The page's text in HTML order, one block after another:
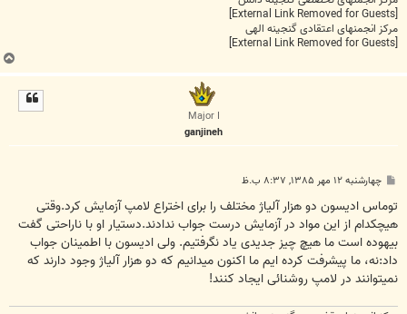
مرکز انجمنهای اعتقادی گنجینه الهی
ب
ا
Major I
ganjineh
پ
ت
چهارشنبه ۱۲ مهر ۱۳۸۵, ۸:۳۷ ب.ظ
توماس اديسون دو هزار آلياژ مختلف را برای اختراع لامپ آزمايش کرد.وقتی
هيچکدام از اين مواد در آزمايش درست جواب ندادند.دستيار او با ناراحتی گفت
بيهوده است ما هيچ چيز جديدی ياد نگرفتيم. ولی اديسون با اطمينان جواب
داد:نه، ما پيشرفت کرده ايم ما اکنون ميدانيم که دو هزار آلياژ وجود دارند که
نميتوانند در لامپ روشنائی ايجاد کنند!